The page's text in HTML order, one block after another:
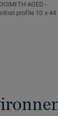
AGED-
profile 10 x 44